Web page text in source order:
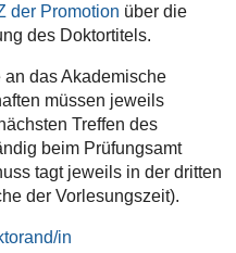
der Promotion über die
des Doktortitels.
das Akademische
müssen jeweils
Treffen des
beim Prüfungsamt
tagt jeweils in der dritten
der Vorlesungszeit).
in